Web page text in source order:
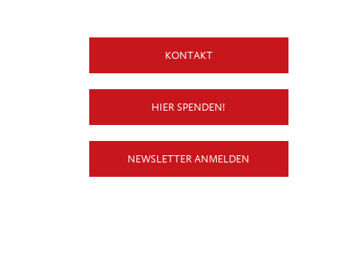
KONTAKT
HIER SPENDEN!
NEWSLETTER ANMELDEN